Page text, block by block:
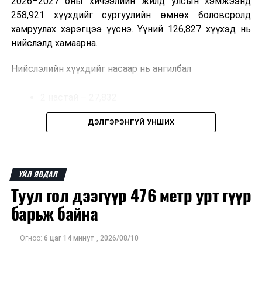
258,921 хүүхдийг сургуулийн өмнөх боловсролд
хамруулах хэрэгцээ үүснэ. Үүний 126,827 хүүхэд нь
нийслэлд хамаарна.
Нийслэлийн хүүхдийг насаар нь ангилбал
3 настай – 31,303
Иргэд хүүхдээ цэцэрлэгт хамруулах үйлчилгээг
авахдаа дараах зүйлсийг анхаарна уу.
Өөрийн болон хүүхдийнхээ хаягийн бүртгэл,
ДЭЛГЭРЭНГҮЙ УНШИХ
ҮЙЛ ЯВДАЛ
Туул гол дээгүүр 476 метр урт гүүр
барьж байна
Огноо: 6 цаг 14 минут , 2026/08/10